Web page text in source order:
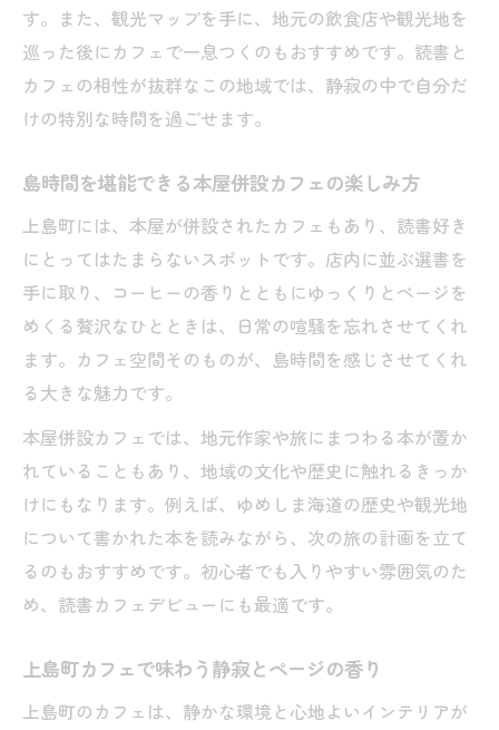
す。また、観光マップを手に、地元の飲食店や観光地を
巡った後にカフェで一息つくのもおすすめです。読書と
カフェの相性が抜群なこの地域では、静寂の中で自分だ
けの特別な時間を過ごせます。
島時間を堪能できる本屋併設カフェの楽しみ方
上島町には、本屋が併設されたカフェもあり、読書好き
にとってはたまらないスポットです。店内に並ぶ選書を
手に取り、コーヒーの香りとともにゆっくりとページを
めくる贅沢なひとときは、日常の喧騒を忘れさせてくれ
ます。カフェ空間そのものが、島時間を感じさせてくれ
る大きな魅力です。
本屋併設カフェでは、地元作家や旅にまつわる本が置か
れていることもあり、地域の文化や歴史に触れるきっか
けにもなります。例えば、ゆめしま海道の歴史や観光地
について書かれた本を読みながら、次の旅の計画を立て
るのもおすすめです。初心者でも入りやすい雰囲気のた
め、読書カフェデビューにも最適です。
上島町カフェで味わう静寂とページの香り
上島町のカフェは、静かな環境と心地よいインテリアが